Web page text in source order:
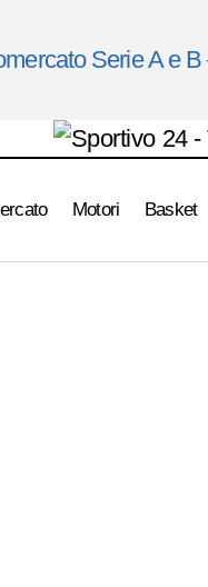
Serie A e
Motori Basket